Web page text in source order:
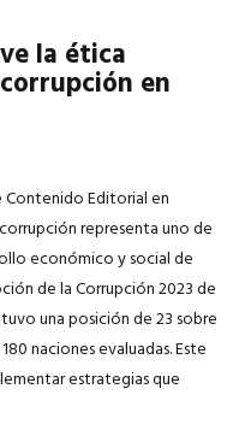
la ética
en
Contenido Editorial en
representa uno de
económico y social de
de la Corrupción 2023 de
una posición de 23 sobre
naciones evaluadas. Este
estrategias que